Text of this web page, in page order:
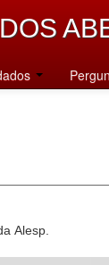
Alesp.